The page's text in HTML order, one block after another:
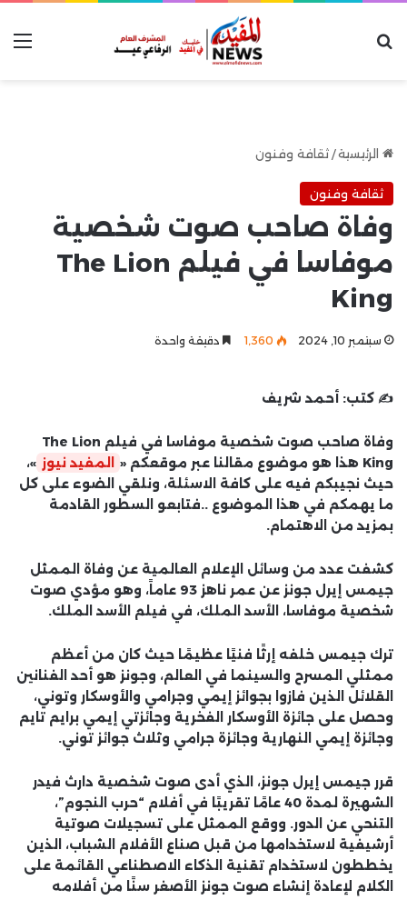
الرئيسية/ ثقافة وفنون
ثقافة وفنون
وفاة صاحب صوت شخصية
موفاسا في فيلم The Lion
King
سبتمبر 10, 2024 1٬360 دقيقة واحدة
✍️ كتب: أحمد شريف
وفاة صاحب صوت شخصية موفاسا في فيلم The Lion
King هذا هو موضوع مقالنا عبر موقعكم «
المفيد نيوز »،
حيث نجيبكم فيه على كافة الاسئلة، ونلقي الضوء على كل
ما يهمكم في هذا الموضوع ..فتابعو السطور القادمة
بمزيد من الاهتمام.
كشفت عدد من وسائل الإعلام العالمية عن وفاة الممثل
جيمس إيرل جونز عن عمر ناهز 93 عاماً، وهو مؤدي صوت
شخصية موفاسا، الأسد الملك، في فيلم الأسد الملك.
ترك جيمس خلفه إرثًا فنيًا عظيمًا حيث كان من أعظم
ممثلي المسرح والسينما في العالم، وجونز هو أحد الفنانين
القلائل الذين فازوا بجوائز إيمي وجرامي والأوسكار وتوني،
وحصل على جائزة الأوسكار الفخرية وجائزتي إيمي برايم تايم
وجائزة إيمي النهارية وجائزة جرامي وثلاث جوائز توني.
قرر جيمس إيرل جونز، الذي أدى صوت شخصية دارث فيدر
الشهيرة لمدة 40 عامًا تقريبًا في أفلام “حرب النجوم”،
التنحي عن الدور. ووقع الممثل على تسجيلات صوتية
أرشيفية لاستخدامها من قبل صناع الأفلام الشباب، الذين
يخططون لاستخدام تقنية الذكاء الاصطناعي القائمة على
الكلام لإعادة إنشاء صوت جونز الأصغر سنًا من أفلامه